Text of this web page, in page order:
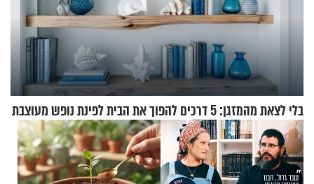
בלי לצאת מהמזגן: 5 דרכים להפוך את הבית לפינת נופש מעוצבת